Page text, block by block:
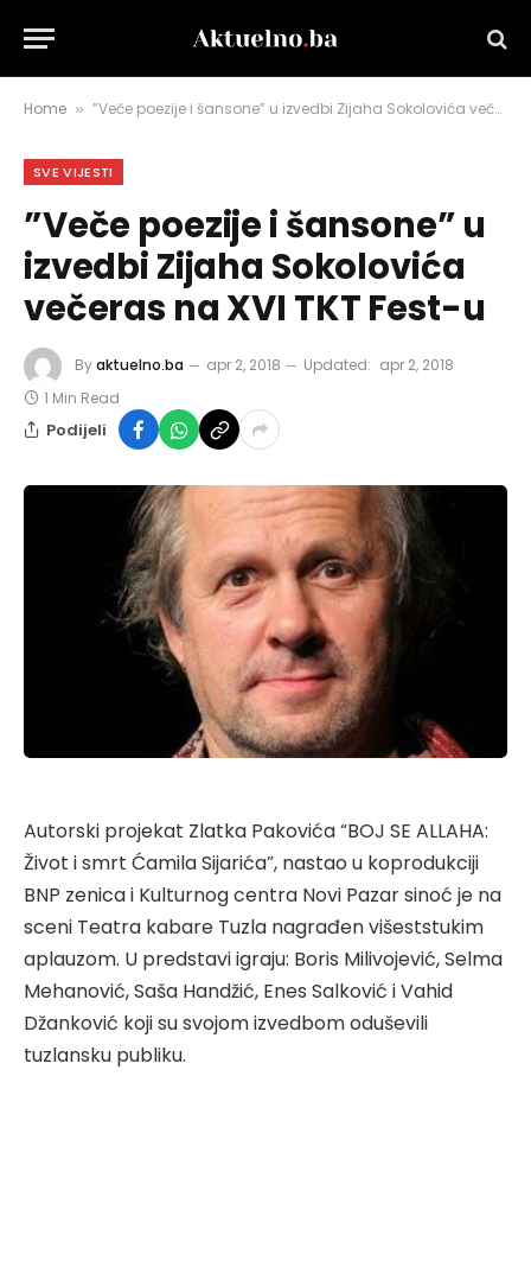
Home » ”Veče poezije i šansone” u izvedbi Zijaha Sokolovića večeras na XVI TKT Fest-u
SVE VIJESTI
”Veče poezije i šansone” u
izvedbi Zijaha Sokolovića
večeras na XVI TKT Fest-u
Byaktuelno.ba apr 2, 2018 Updated: apr 2, 2018
1 Min Read
Podijeli
Autorski projekat Zlatka Pakovića “BOJ SE ALLAHA:
Život i smrt Ćamila Sijarića”, nastao u koprodukciji
BNP zenica i Kulturnog centra Novi Pazar sinoć je na
sceni Teatra kabare Tuzla nagrađen višeststukim
aplauzom. U predstavi igraju: Boris Milivojević, Selma
Mehanović, Saša Handžić, Enes Salković i Vahid
Džanković koji su svojom izvedbom oduševili
tuzlansku publiku.